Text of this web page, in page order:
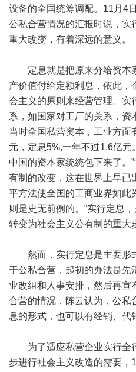
设备的全国统筹调配。11月4
公私合营情况的汇报时说，实
重大改变，有着深远的意义。
定息就是把原来分给资本
产价值付给定额利息，依此，
会主义的原则来经营管理。实
系，如国家对工厂的关系，资
当时全国私营资本，工业方面
元，定息5%,一年不过1.6亿元
中国的资本家统统包下来了。
有制的改变，这在世界上早已
平方法使全国的工商业界如此
则是史无前例的。”实行定息
转变为社会主义公有制的重大
然而，实行定息是主要形
于公私合营，起初的办法是先
业改组和人事安排，然后再宣
合营的情况，陈云认为，公私
息的形式，也可以有经销、代
为了适应私营企业实行全
步进行社会主义改造的需要